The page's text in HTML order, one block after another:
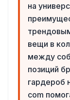
на
вещи в
между
позиций
гардероб
com